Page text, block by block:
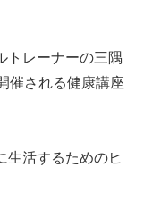
トレーナーの三隅
催される健康講座
生活するためのヒ